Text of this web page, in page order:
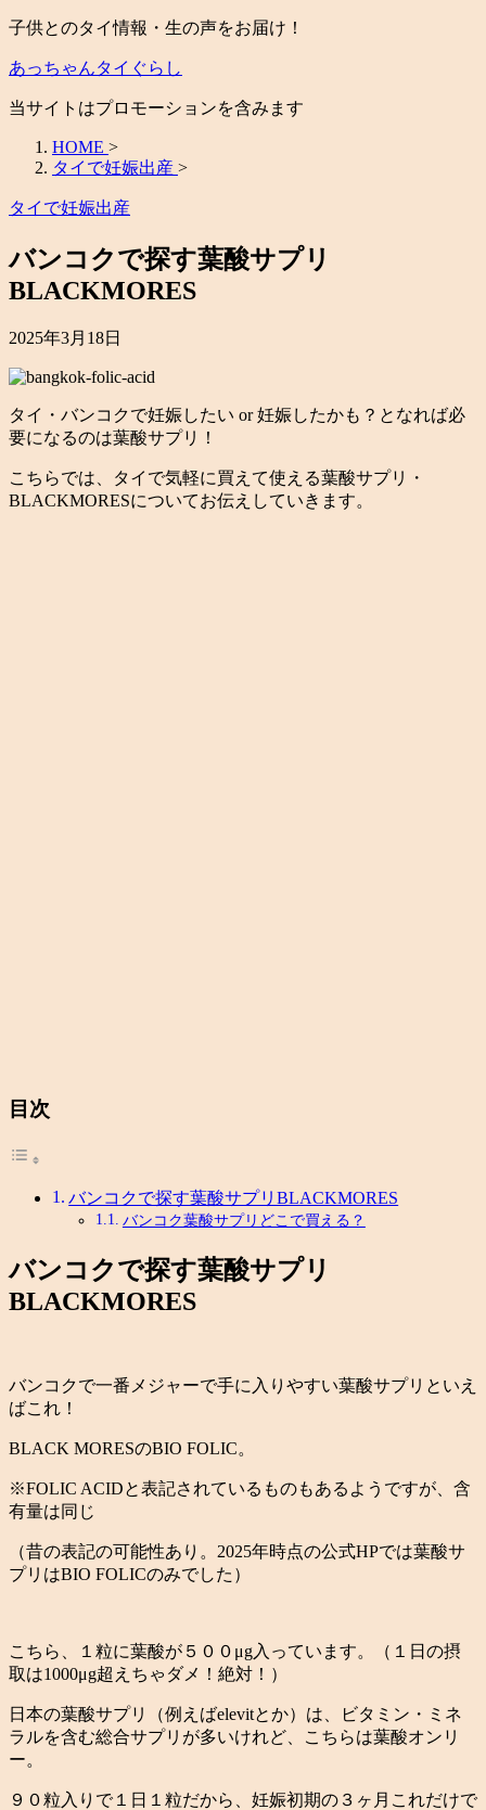
子供とのタイ情報・生の声をお届け！
あっちゃんタイぐらし
当サイトはプロモーションを含みます
HOME >
タイで妊娠出産 >
タイで妊娠出産
バンコクで探す葉酸サプリ
BLACKMORES
2025年3月18日
タイ・バンコクで妊娠したい or 妊娠したかも？となれば必
要になるのは葉酸サプリ！
こちらでは、タイで気軽に買えて使える葉酸サプリ・
BLACKMORESについてお伝えしていきます。
目次
バンコクで探す葉酸サプリBLACKMORES
バンコク葉酸サプリどこで買える？
バンコクで探す葉酸サプリ
BLACKMORES
バンコクで一番メジャーで手に入りやすい葉酸サプリといえ
ばこれ！
BLACK MORESのBIO FOLIC。
※FOLIC ACIDと表記されているものもあるようですが、含
有量は同じ
（昔の表記の可能性あり。2025年時点の公式HPでは葉酸サ
プリはBIO FOLICのみでした）
こちら、１粒に葉酸が５００μg入っています。（１日の摂
取は1000μg超えちゃダメ！絶対！）
日本の葉酸サプリ（例えばelevitとか）は、ビタミン・ミネ
ラルを含む総合サプリが多いけれど、こちらは葉酸オンリ
ー。
９０粒入りで１日１粒だから、妊娠初期の３ヶ月これだけで